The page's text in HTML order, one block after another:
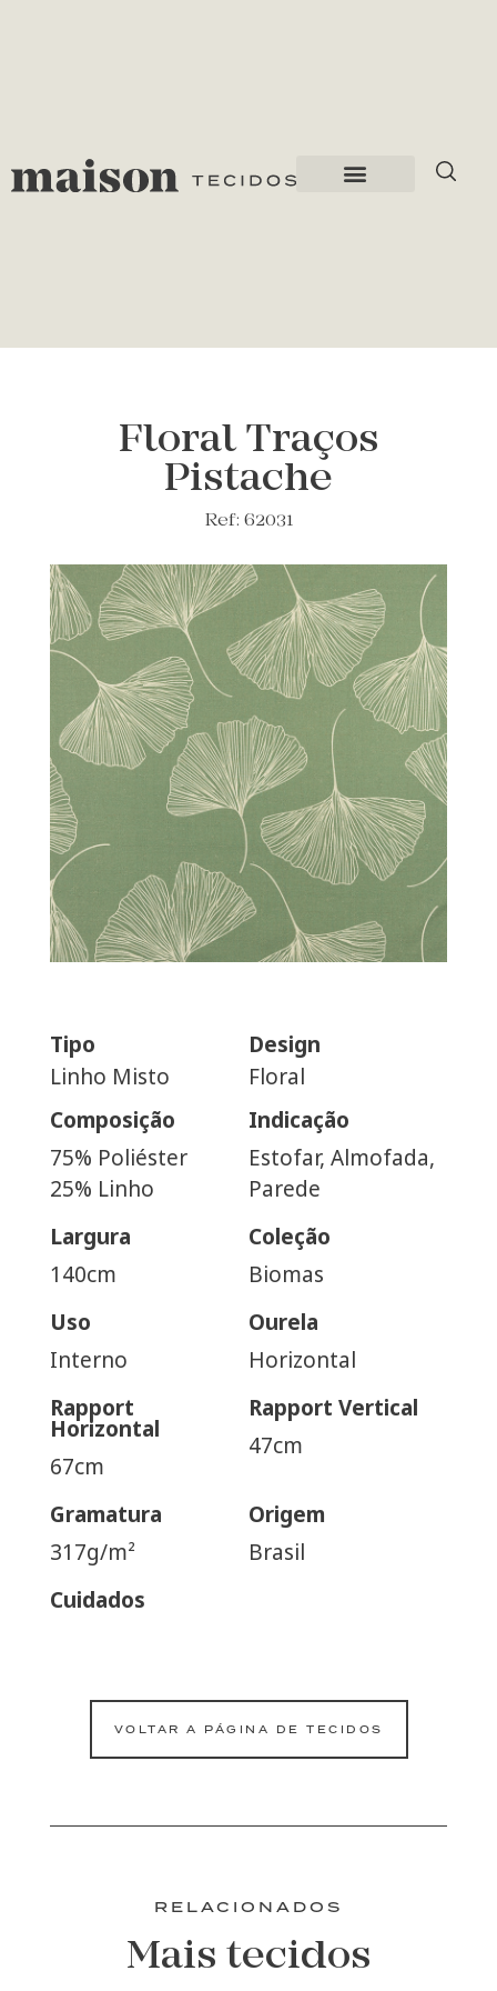
Floral Traços
Pistache
Ref: 62031
Tipo
Linho Misto
Design
Floral
Composição
75% Poliéster
25% Linho
Indicação
Estofar, Almofada,
Parede
Largura
140cm
Coleção
Biomas
Uso
Interno
Ourela
Horizontal
Rapport
Horizontal
67cm
Rapport Vertical
47cm
Gramatura
317g/m²
Origem
Brasil
Cuidados
VOLTAR A PÁGINA DE TECIDOS
RELACIONADOS
Mais tecidos